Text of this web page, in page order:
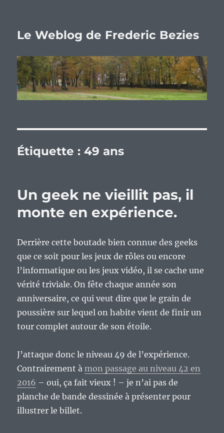
Le Weblog de Frederic Bezies
Étiquette :49 ans
Un geek ne vieillit pas, il
monte en expérience.
Derrière cette boutade bien connue des geeks
que ce soit pour les jeux de rôles ou encore
l’informatique ou les jeux vidéo, il se cache une
vérité triviale. On fête chaque année son
anniversaire, ce qui veut dire que le grain de
poussière sur lequel on habite vient de finir un
tour complet autour de son étoile.
J’attaque donc le niveau 49 de l’expérience.
Contrairement àmon passage au niveau 42 en
2016 – oui, ça fait vieux ! – je n’ai pas de
planche de bande dessinée à présenter pour
illustrer le billet.